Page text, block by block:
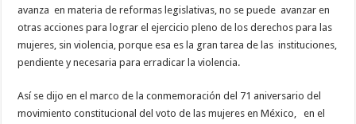
avanza en materia de reformas legislativas, no se puede avanzar en
otras acciones para lograr el ejercicio pleno de los derechos para las
mujeres, sin violencia, porque esa es la gran tarea de las instituciones,
pendiente y necesaria para erradicar la violencia.
Así se dijo en el marco de la conmemoración del 71 aniversario del
movimiento constitucional del voto de las mujeres en México, en el